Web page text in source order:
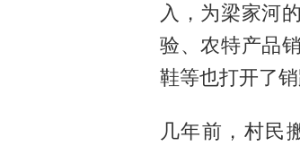
入，为梁家河
验、农特产品
鞋等也打开了销
几年前，村民